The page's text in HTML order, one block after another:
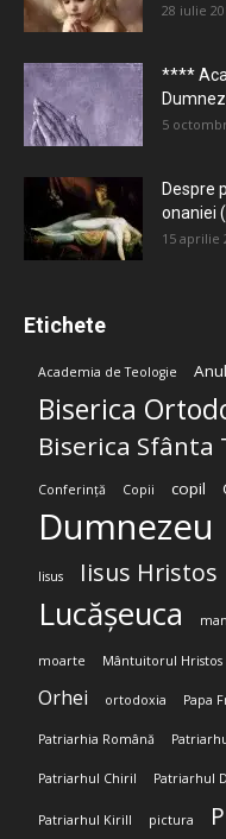
28 iulie
****
5
Despre
onaniei
15 aprilie
Etichete
Academia de Teologie
Biserica
Biserica Sfânta
Conferință Copii copil
Dumnezeu
Iisus Iisus Hristos
Lucășeuca
moarte Mântuitorul Hristos
Orhei ortodoxia Papa
Patriarhia Română
Patriarhul Chiril Patriarhul
Patriarhul Kirill pictura